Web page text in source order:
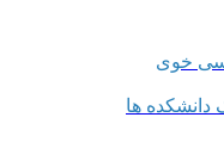
خوی
ها